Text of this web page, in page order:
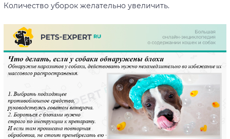
Количество уборок желательно увеличить.